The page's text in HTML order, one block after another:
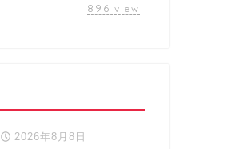
896 view
2026年8月8日